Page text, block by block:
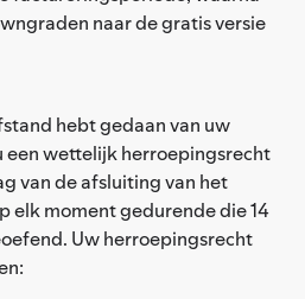
naar de gratis versie
hebt gedaan van uw
een wettelijk herroepingsrecht
van de afsluiting van het
elk moment gedurende die 14
Uw herroepingsrecht